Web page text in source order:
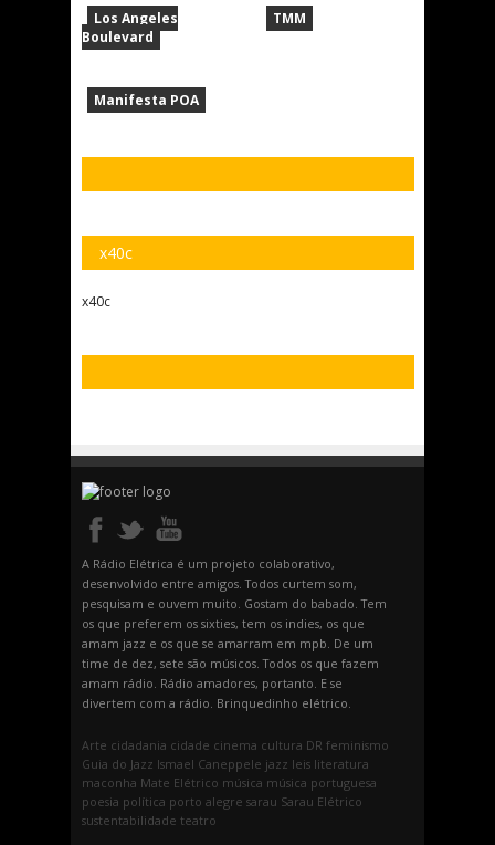
Los Angeles
Boulevard
Manifesta POA
TMM
x40c
x40c
A Rádio Elétrica é um projeto colaborativo,
desenvolvido entre amigos. Todos curtem som,
pesquisam e ouvem muito. Gostam do babado. Tem
os que preferem os sixties, tem os indies, os que
amam jazz e os que se amarram em mpb. De um
time de dez, sete são músicos. Todos os que fazem
amam rádio. Rádio amadores, portanto. E se
divertem com a rádio. Brinquedinho elétrico.
Arte cidadania cidade cinema cultura DR feminismo
Guia do Jazz Ismael Caneppele jazz leis literatura
maconha Mate Elétrico música música portuguesa
poesia política porto alegre sarau Sarau Elétrico
sustentabilidade teatro